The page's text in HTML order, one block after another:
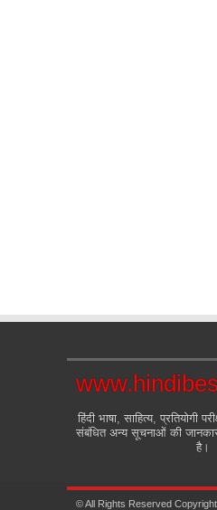
हिंदी भाषा, साहित्य, प्रतियोगी
संबंधित अन्य सूचनाओं की
है।
© All Rights Reserved